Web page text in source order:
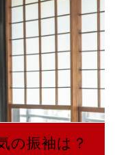
の振袖は？